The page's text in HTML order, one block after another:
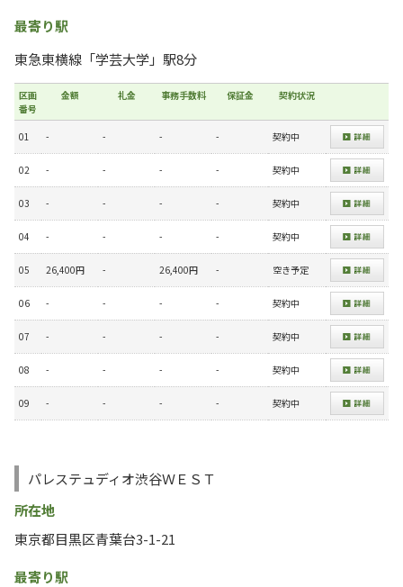
最寄り駅
東急東横線「学芸大学」駅8分
区画
番号
金額 礼金 事務手数料 保証金 契約状況
01 - - - - 契約中
02 - - - - 契約中
03 - - - - 契約中
04 - - - - 契約中
05 26,400円 - 26,400円 - 空き予定
06 - - - - 契約中
07 - - - - 契約中
08 - - - - 契約中
09 - - - - 契約中
パレステュディオ渋谷ＷＥＳＴ
所在地
東京都目黒区青葉台3-1-21
最寄り駅